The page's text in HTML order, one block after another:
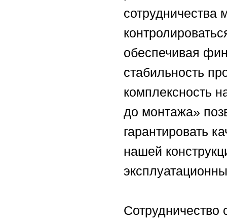
сотрудничества
обеспечивая
стабильность
комплексность
до монтажа»
гарантировать
нашей
Сотрудничество